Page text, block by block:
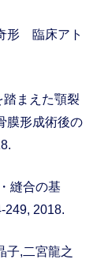
形 臨床アト
まえた顎裂
膜形成術後の
縫合の基
249, 2018.
子,二宮龍之